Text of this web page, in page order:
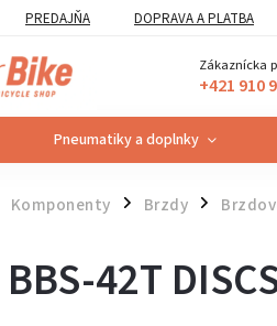
PREDAJŇA DOPRAVA A PLATBA
Zákaznícka
+421 910
Pneumatiky a doplnky
Komponenty / Brzdy /
42T